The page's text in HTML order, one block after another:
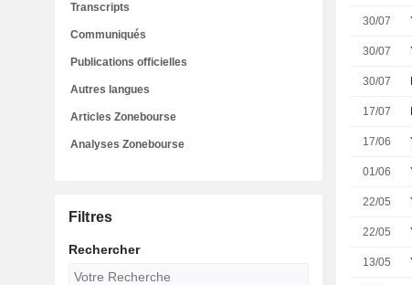
30/07
30/07
30/07
17/07
17/06
01/06
22/05
22/05
13/05
Transcripts
Communiqués
Publications officielles
Autres langues
Articles Zonebourse
Analyses Zonebourse
Filtres
Rechercher